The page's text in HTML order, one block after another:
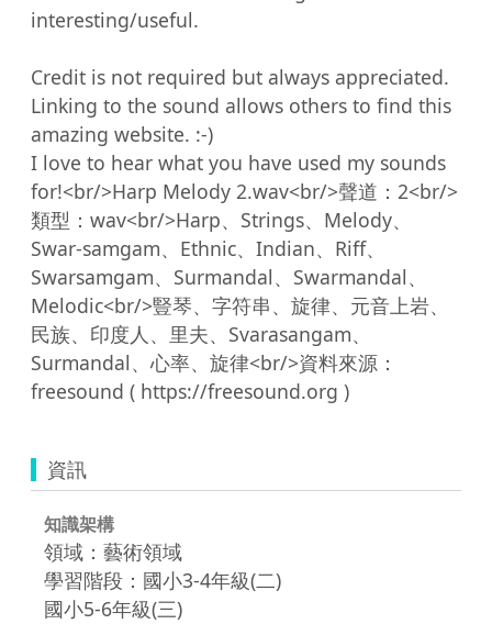
interesting/useful.
Credit is not required but always appreciated.
Linking to the sound allows others to find this
amazing website. :-)
I love to hear what you have used my sounds
for!<br/>Harp Melody 2.wav<br/>聲道：2<br/>
類型：wav<br/>Harp、Strings、Melody、
Swar-samgam、Ethnic、Indian、Riff、
Swarsamgam、Surmandal、Swarmandal、
Melodic<br/>豎琴、字符串、旋律、元音上岩、
民族、印度人、里夫、Svarasangam、
Surmandal、心率、旋律<br/>資料來源：
資訊
知識架構
領域：藝術領域
學習階段：國小3-4年級(二)
國小5-6年級(三)